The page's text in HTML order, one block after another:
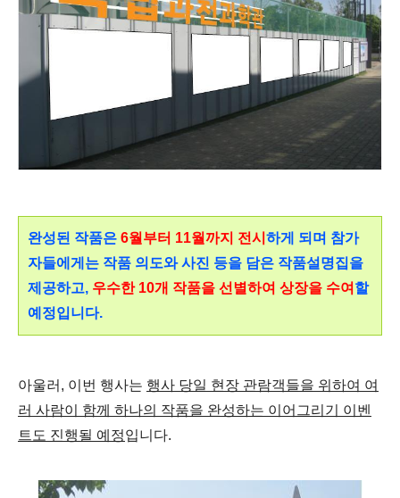
완성된 작품은 6월부터 11월까지 전시 하게 되며 참가
자들에게는 작품 의도와 사진 등을 담은 작품설명집을
제공하고, 우수한 10개 작품을 선별하여 상장을 수여 할
예정입니다.
아울러, 이번 행사는 행사 당일 현장 관람객들을 위하여 여
러 사람이 함께 하나의 작품을 완성하는 이어그리기 이벤
트도 진행될 예정입니다.